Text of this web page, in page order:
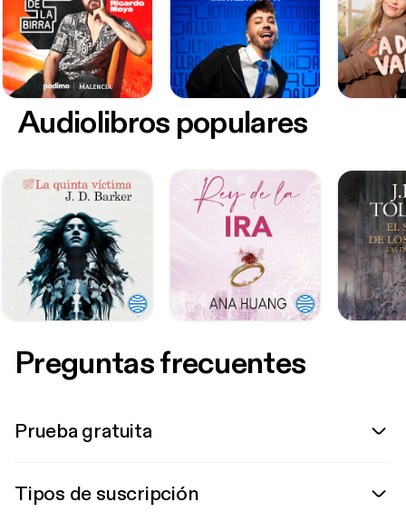
Audiolibros populares
Preguntas frecuentes
Prueba gratuita
Tipos de suscripción